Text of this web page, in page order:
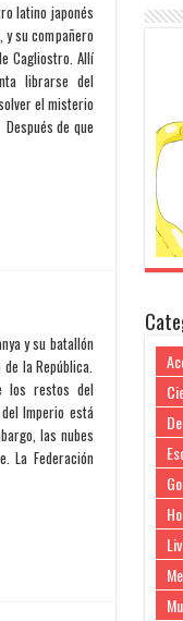
latino japonés
y su compañero
Cagliostro. Allí
librarse del
el misterio
de que
y su batallón
la República.
los restos del
Imperio está
las nubes
La Federación